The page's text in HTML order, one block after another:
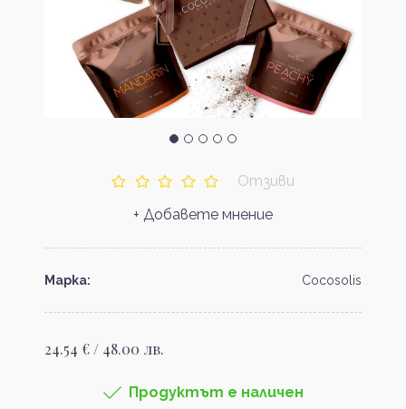
Отзиви
+ Добавете мнение
Марка: Cocosolis
24.54 € / 48.00 лв.
Продуктът е наличен